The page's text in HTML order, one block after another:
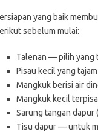
yang baik
sebelum mulai:
Talenan — pilih yang
Pisau kecil yang
Mangkuk berisi air
Mangkuk kecil
Sarung tangan
Tisu dapur — untuk